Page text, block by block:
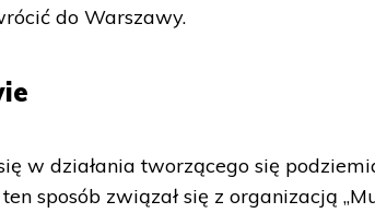
do Warszawy.
w działania tworzącego się
sposób związał się z organizacją